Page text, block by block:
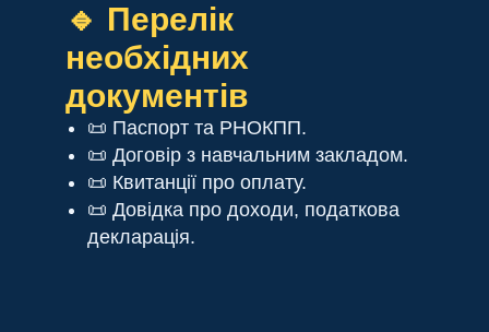
🔹 Перелік
необхідних
документів
📜 Паспорт та РНОКПП.
📜 Договір з навчальним закладом.
📜 Квитанції про оплату.
📜 Довідка про доходи, податкова
декларація.